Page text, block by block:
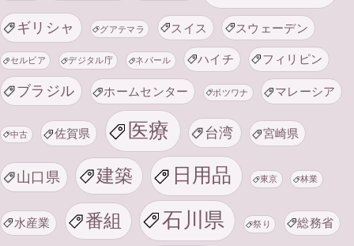
ギリシャ グアテマラ スイス スウェーデン
セルビア デジタル庁 ネパール ハイチ フィリピン
ブラジル ホームセンター ボツワナ マレーシア
中古 佐賀県 医療 台湾 宮崎県
山口県 建築 日用品 東京 林業
水産業 番組 石川県 祭り 総務省